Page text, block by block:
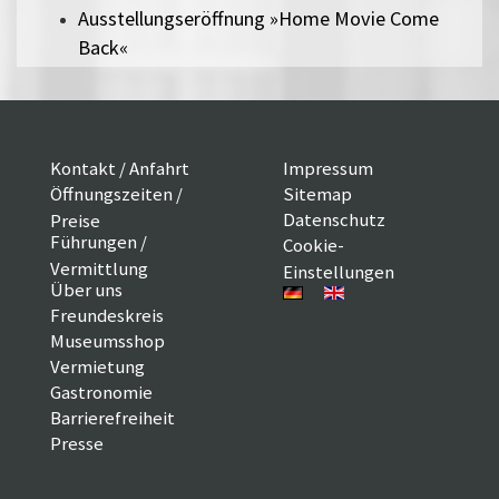
Ausstellungseröffnung »Home Movie Come
Back«
Kontakt / Anfahrt
Öffnungszeiten /
Preise
Führungen /
Vermittlung
Über uns
Freundeskreis
Museumsshop
Vermietung
Gastronomie
Barrierefreiheit
Presse
Impressum
Sitemap
Datenschutz
Cookie-
Einstellungen